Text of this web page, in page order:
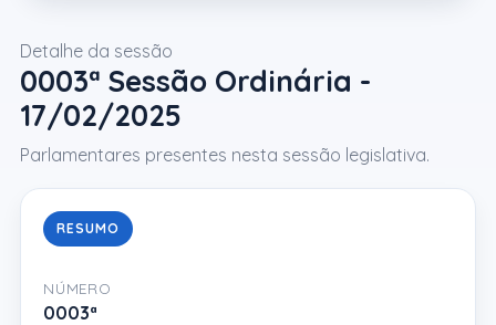
Detalhe da sessão
0003ª Sessão Ordinária -
17/02/2025
Parlamentares presentes nesta sessão legislativa.
RESUMO
NÚMERO
0003ª